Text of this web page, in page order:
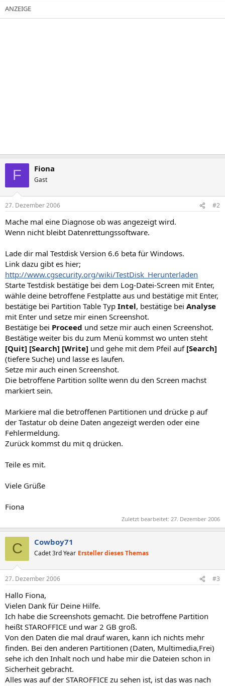
F Fiona
Gast
27. Dezember 2006 #2
Mache mal eine Diagnose ob was angezeigt wird.
Wenn nicht bleibt Datenrettungssoftware.
Lade dir mal Testdisk Version 6.6 beta für Windows.
Link dazu gibt es hier;
http://www.cgsecurity.org/wiki/TestDisk_Herunterladen
Starte Testdisk bestätige bei dem Log-Datei-Screen mit Enter,
wähle deine betroffene Festplatte aus und bestätige mit Enter,
bestätige bei Partition Table Typ Intel, bestätige bei Analyse
mit Enter und setze mir einen Screenshot.
Bestätige bei Proceed und setze mir auch einen Screenshot.
Bestätige weiter bis du zum Menü kommst wo unten steht
[Quit] [Search] [Write] und gehe mit dem Pfeil auf [Search]
(tiefere Suche) und lasse es laufen.
Setze mir auch einen Screenshot.
Die betroffene Partition sollte wenn du den Screen machst
markiert sein.
Markiere mal die betroffenen Partitionen und drücke p auf
der Tastatur ob deine Daten angezeigt werden oder eine
Fehlermeldung.
Zurück kommst du mit q drücken.
Teile es mit.
Viele Grüße
Fiona
Zuletzt bearbeitet: 27. Dezember 2006
C Cowboy71
Cadet 3rd Year Ersteller dieses Themas
27. Dezember 2006 #3
Hallo Fiona,
Vielen Dank für Deine Hilfe.
Ich habe die Screenshots gemacht. Die betroffene Partition
heißt STAROFFICE und war 2 GB groß.
Von den Daten die mal drauf waren, kann ich nichts mehr
finden. Bei den anderen Partitionen (Daten, Multimedia,Frei)
sehe ich den Inhalt noch und habe mir die Dateien schon in
Sicherheit gebracht.
Alles was auf der STAROFFICE zu sehen ist, ist das was nach